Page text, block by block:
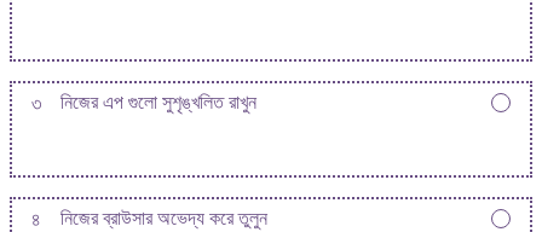
৩ নিজের এপ গুলো সুশৃঙ্খলিত রাখুন
৪ নিজের ব্রাউসার অভেদ্য করে তুলুন